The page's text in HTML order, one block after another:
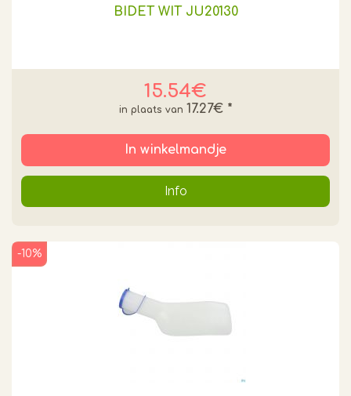
BIDET WIT JU20130
15.54€
17.27€ *
In winkelmandje
Info
-10%